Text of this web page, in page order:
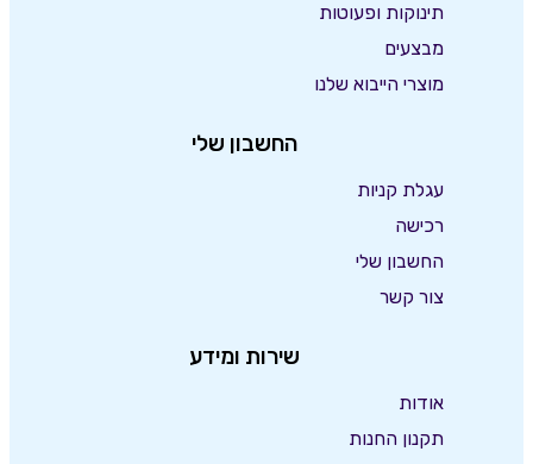
תינוקות ופעוטות
מבצעים
מוצרי הייבוא שלנו
החשבון שלי
עגלת קניות
רכישה
החשבון שלי
צור קשר
שירות ומידע
אודות
תקנון החנות